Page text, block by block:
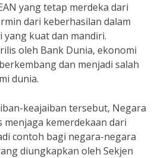
yang tetap merdeka dari
dari keberhasilan dalam
kuat dan mandiri.
oleh Bank Dunia, ekonomi
dan menjadi salah
dunia.
keajaiban tersebut, Negara
menjaga kemerdekaan dari
contoh bagi negara-negara
diungkapkan oleh Sekjen